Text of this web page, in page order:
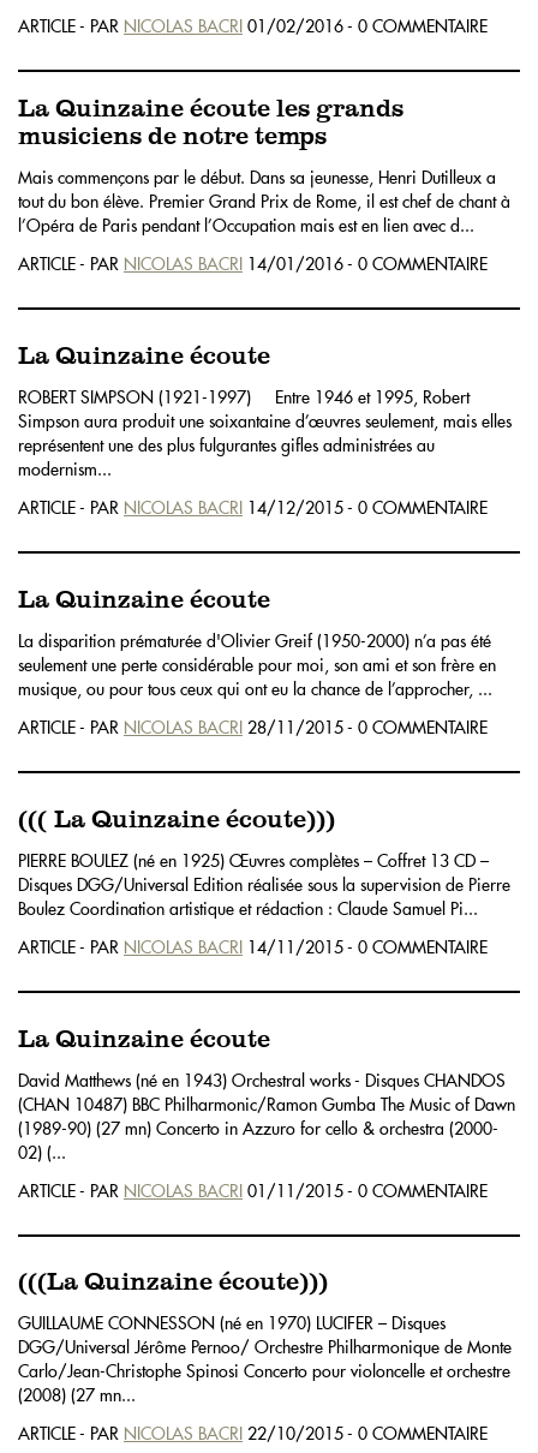
ARTICLE - PAR NICOLAS BACRI 01/02/2016 - 0 COMMENTAIRE
La Quinzaine écoute les grands
musiciens de notre temps
Mais commençons par le début. Dans sa jeunesse, Henri Dutilleux a
tout du bon élève. Premier Grand Prix de Rome, il est chef de chant à
l’Opéra de Paris pendant l’Occupation mais est en lien avec d...
ARTICLE - PAR NICOLAS BACRI 14/01/2016 - 0 COMMENTAIRE
La Quinzaine écoute
ROBERT SIMPSON (1921-1997) Entre 1946 et 1995, Robert
Simpson aura produit une soixantaine d’œuvres seulement, mais elles
représentent une des plus fulgurantes gifles administrées au
modernism...
ARTICLE - PAR NICOLAS BACRI 14/12/2015 - 0 COMMENTAIRE
La Quinzaine écoute
La disparition prématurée d'Olivier Greif (1950-2000) n’a pas été
seulement une perte considérable pour moi, son ami et son frère en
musique, ou pour tous ceux qui ont eu la chance de l’approcher, ...
ARTICLE - PAR NICOLAS BACRI 28/11/2015 - 0 COMMENTAIRE
((( La Quinzaine écoute)))
PIERRE BOULEZ (né en 1925) Œuvres complètes – Coffret 13 CD –
Disques DGG/Universal Edition réalisée sous la supervision de Pierre
Boulez Coordination artistique et rédaction : Claude Samuel Pi...
ARTICLE - PAR NICOLAS BACRI 14/11/2015 - 0 COMMENTAIRE
La Quinzaine écoute
David Matthews (né en 1943) Orchestral works - Disques CHANDOS
(CHAN 10487) BBC Philharmonic/Ramon Gumba The Music of Dawn
(1989-90) (27 mn) Concerto in Azzuro for cello & orchestra (2000-
02) (...
ARTICLE - PAR NICOLAS BACRI 01/11/2015 - 0 COMMENTAIRE
(((La Quinzaine écoute)))
GUILLAUME CONNESSON (né en 1970) LUCIFER – Disques
DGG/Universal Jérôme Pernoo/ Orchestre Philharmonique de Monte
Carlo/Jean-Christophe Spinosi Concerto pour violoncelle et orchestre
(2008) (27 mn...
ARTICLE - PAR NICOLAS BACRI 22/10/2015 - 0 COMMENTAIRE